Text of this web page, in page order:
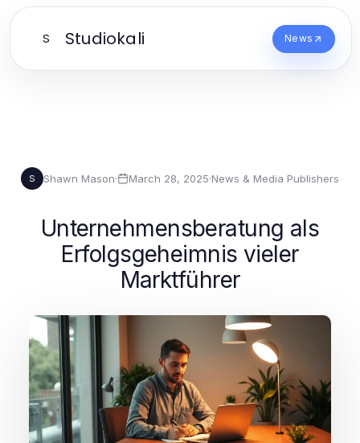
S Studiokali News
S Shawn Mason· March 28, 2025·News & Media Publishers
Unternehmensberatung als
Erfolgsgeheimnis vieler
Marktführer